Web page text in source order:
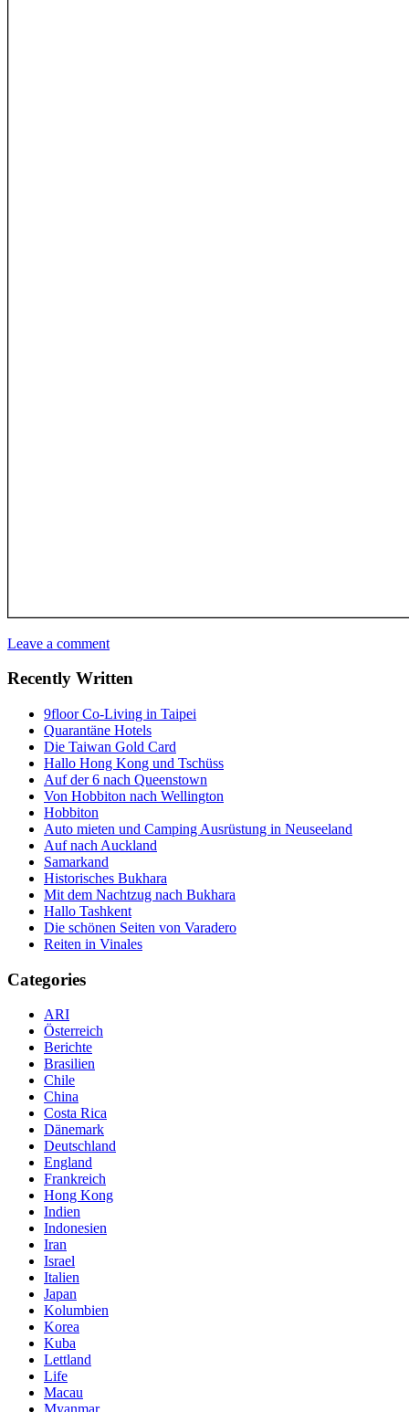
Leave a comment
Recently Written
9floor Co-Living in Taipei
Quarantäne Hotels
Die Taiwan Gold Card
Hallo Hong Kong und Tschüss
Auf der 6 nach Queenstown
Von Hobbiton nach Wellington
Hobbiton
Auto mieten und Camping Ausrüstung in Neuseeland
Auf nach Auckland
Samarkand
Historisches Bukhara
Mit dem Nachtzug nach Bukhara
Hallo Tashkent
Die schönen Seiten von Varadero
Reiten in Vinales
Categories
ARI
Österreich
Berichte
Brasilien
Chile
China
Costa Rica
Dänemark
Deutschland
England
Frankreich
Hong Kong
Indien
Indonesien
Iran
Israel
Italien
Japan
Kolumbien
Korea
Kuba
Lettland
Life
Macau